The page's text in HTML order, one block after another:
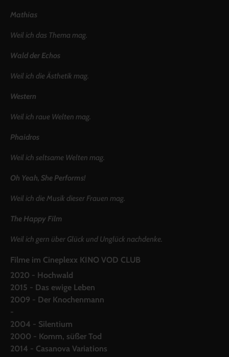
Mathias
Weil ich das Thema mag.
Wald der Echos
Weil ich die Ästhetik mag.
Western
Weil ich raue Welten mag.
Phaidros
Weil ich seltsame Welten mag.
Oh Yeah, She Performs!
Weil ich die Musik dieser Frauen mag.
The Happy Film
Weil ich gern über Glück und Unglück nachdenke.
Filme im Cineplexx KINO VOD CLUB
2020 - Hochwald
2015 - Das ewige Leben
2009 - Der Knochenmann
-
2004 - Silentium
2000 - Komm, süßer Tod
2014 - Casanova Variations